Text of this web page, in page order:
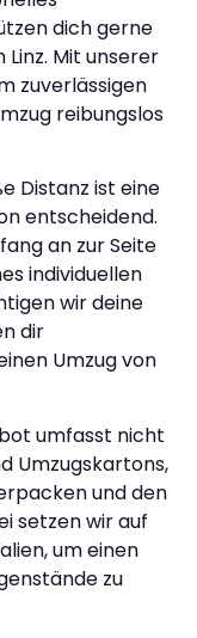
dich gerne
Linz. Mit unserer
zuverlässigen
reibungslos
Distanz ist eine
entscheidend.
an zur Seite
individuellen
wir deine
dir
Umzug von
umfasst nicht
Umzugskartons,
und den
setzen wir auf
um einen
zu